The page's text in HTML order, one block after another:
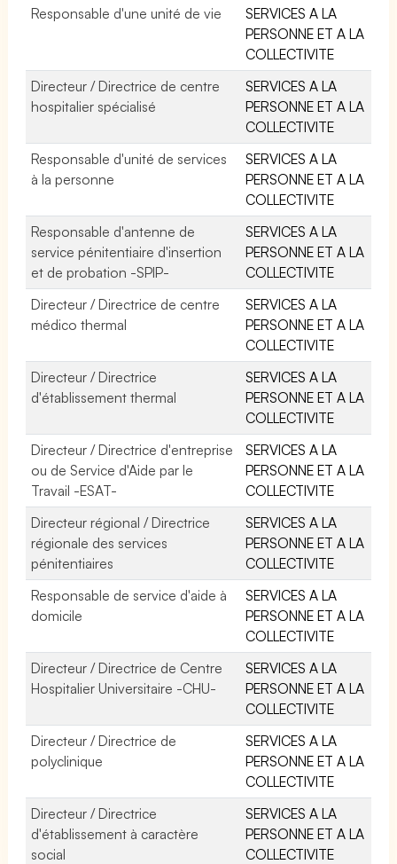
Responsable d'une unité de vie
SERVICES A LA
PERSONNE ET A LA
COLLECTIVITE
Directeur / Directrice de centre
hospitalier spécialisé
SERVICES A LA
PERSONNE ET A LA
COLLECTIVITE
Responsable d'unité de services
à la personne
SERVICES A LA
PERSONNE ET A LA
COLLECTIVITE
Responsable d'antenne de
service pénitentiaire d'insertion
et de probation -SPIP-
SERVICES A LA
PERSONNE ET A LA
COLLECTIVITE
Directeur / Directrice de centre
médico thermal
SERVICES A LA
PERSONNE ET A LA
COLLECTIVITE
Directeur / Directrice
d'établissement thermal
SERVICES A LA
PERSONNE ET A LA
COLLECTIVITE
Directeur / Directrice d'entreprise
ou de Service d'Aide par le
Travail -ESAT-
SERVICES A LA
PERSONNE ET A LA
COLLECTIVITE
Directeur régional / Directrice
régionale des services
pénitentiaires
SERVICES A LA
PERSONNE ET A LA
COLLECTIVITE
Responsable de service d'aide à
domicile
SERVICES A LA
PERSONNE ET A LA
COLLECTIVITE
Directeur / Directrice de Centre
Hospitalier Universitaire -CHU-
SERVICES A LA
PERSONNE ET A LA
COLLECTIVITE
Directeur / Directrice de
polyclinique
SERVICES A LA
PERSONNE ET A LA
COLLECTIVITE
Directeur / Directrice
d'établissement à caractère
social
SERVICES A LA
PERSONNE ET A LA
COLLECTIVITE